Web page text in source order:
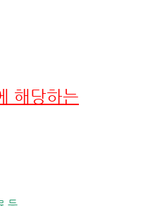
해당하는